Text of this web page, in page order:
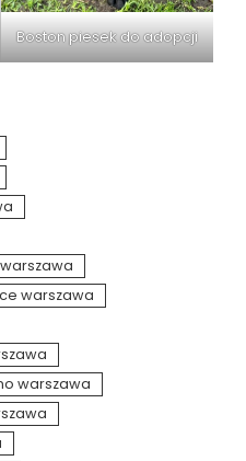
Boston piesek do adopcji
warszawa
warszawa